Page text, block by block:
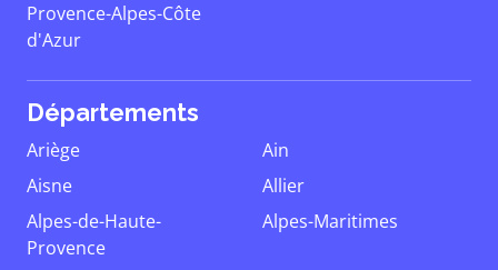
Provence-Alpes-Côte
d'Azur
Départements
Ariège
Ain
Aisne
Allier
Alpes-de-Haute-
Provence
Alpes-Maritimes